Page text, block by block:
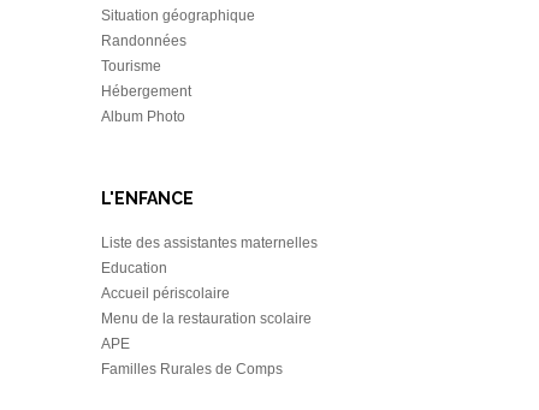
Situation géographique
Randonnées
Tourisme
Hébergement
Album Photo
L'ENFANCE
Liste des assistantes maternelles
Education
Accueil périscolaire
Menu de la restauration scolaire
APE
Familles Rurales de Comps